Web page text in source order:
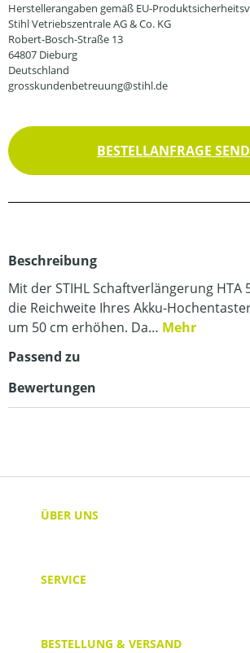
Herstellerangaben gemäß EU-
Stihl Vetriebszentrale AG & Co. KG
Robert-Bosch-Straße 13
64807 Dieburg
Deutschland
grosskundenbetreuung@stihl.de
BESTELLANFRAGE
Beschreibung
Mit der STIHL Schaftverlängerung HTA
die Reichweite Ihres Akku-
um 50 cm erhöhen. Da… Mehr
Passend zu
Bewertungen
ÜBER UNS
SERVICE
BESTELLUNG & VERSAND